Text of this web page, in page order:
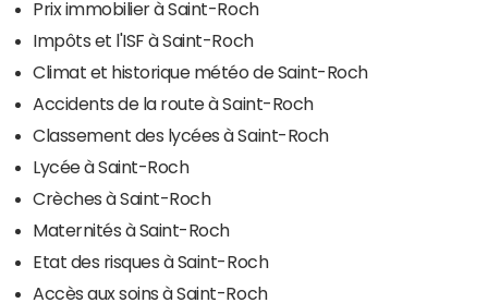
Prix immobilier à Saint-Roch
Impôts et l'ISF à Saint-Roch
Climat et historique météo de Saint-Roch
Accidents de la route à Saint-Roch
Classement des lycées à Saint-Roch
Lycée à Saint-Roch
Crèches à Saint-Roch
Maternités à Saint-Roch
Etat des risques à Saint-Roch
Accès aux soins à Saint-Roch